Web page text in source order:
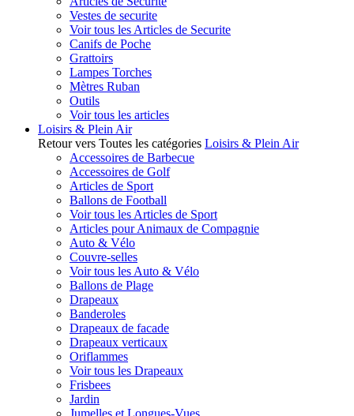
Vestes de securite
Voir tous les Articles de Securite
Canifs de Poche
Grattoirs
Lampes Torches
Mètres Ruban
Outils
Voir tous les articles
Loisirs & Plein Air
Retour vers Toutes les catégories Loisirs & Plein Air
Accessoires de Barbecue
Accessoires de Golf
Articles de Sport
Ballons de Football
Voir tous les Articles de Sport
Articles pour Animaux de Compagnie
Auto & Vélo
Couvre-selles
Voir tous les Auto & Vélo
Ballons de Plage
Drapeaux
Banderoles
Drapeaux de facade
Drapeaux verticaux
Oriflammes
Voir tous les Drapeaux
Frisbees
Jardin
Jumelles et Longues-Vues